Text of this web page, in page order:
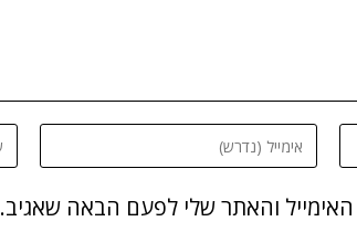
והאתר שלי לפעם הבאה שאגיב.